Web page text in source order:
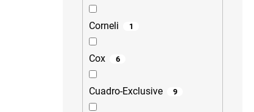
Corneli 1
Cox 6
Cuadro-Exclusive 9